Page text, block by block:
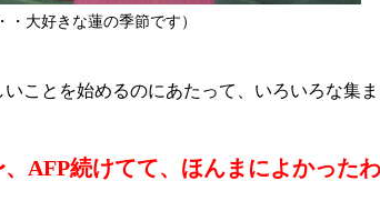
・大好きな蓮の季節です）
ことを始めるのにあたって、いろいろな集
、AFP続けてて、ほんまによかった